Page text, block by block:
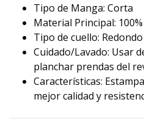
Tipo de Manga: Corta
Material Principal:
Tipo de cuello: Redondo
Cuidado/Lavado: Usar
planchar prendas del
Características:
mejor calidad y